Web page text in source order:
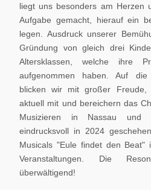
liegt uns besonders am Herzen
Aufgabe gemacht, hierauf ein
legen. Ausdruck unserer
Gründung von gleich drei
Altersklassen, welche ihre
aufgenommen haben. Auf die
blicken wir mit großer
aktuell mit und bereichern das
Musizieren in Nassau und
eindrucksvoll in 2024
Musicals "Eule findet den Beat"
Veranstaltungen. Die
überwältigend!